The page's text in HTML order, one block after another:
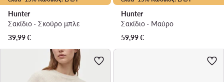
Hunter
Σακίδιο · Σκούρο μπλε
39,99€
Hunter
Σακίδιο · Μαύρο
59,99€